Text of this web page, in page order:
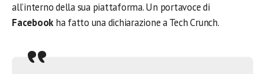
all’interno della sua piattaforma. Un portavoce di
Facebook ha fatto una dichiarazione a Tech Crunch.